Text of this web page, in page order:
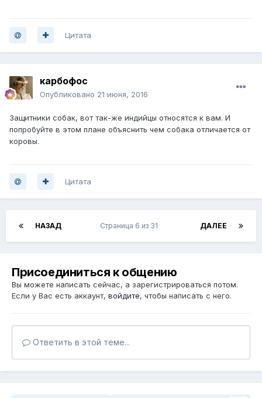
Цитата
карбофос
Опубликовано 21 июня, 2016
Защитники собак, вот так-же индийцы относятся к вам. И
попробуйте в этом плане объяснить чем собака отличается от
коровы.
Цитата
НАЗАД ДАЛЕЕ
Страница 6 из 31
Присоединиться к общению
Вы можете написать сейчас, а зарегистрироваться потом.
Если у Вас есть аккаунт, войдите, чтобы написать с него.
Ответить в этой теме...